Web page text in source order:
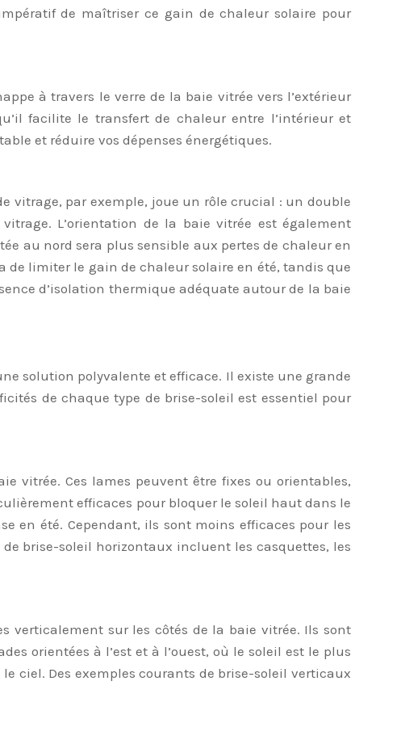
de maîtriser ce gain de chaleur solaire pour
à travers le verre de la baie vitrée vers l’extérieur
facilite le transfert de chaleur entre l’intérieur et
et réduire vos dépenses énergétiques.
vitrage, par exemple, joue un rôle crucial : un double
L’orientation de la baie vitrée est également
au nord sera plus sensible aux pertes de chaleur en
de limiter le gain de chaleur solaire en été, tandis que
d’isolation thermique adéquate autour de la baie
solution polyvalente et efficace. Il existe une grande
de chaque type de brise-soleil est essentiel pour
vitrée. Ces lames peuvent être fixes ou orientables,
efficaces pour bloquer le soleil haut dans le
en été. Cependant, ils sont moins efficaces pour les
brise-soleil horizontaux incluent les casquettes, les
verticalement sur les côtés de la baie vitrée. Ils sont
orientées à l’est et à l’ouest, où le soleil est le plus
ciel. Des exemples courants de brise-soleil verticaux